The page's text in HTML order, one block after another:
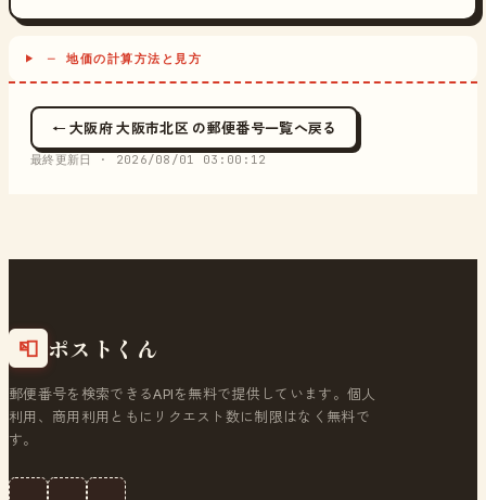
─ 地価の計算方法と見方
← 大阪府 大阪市北区 の郵便番号一覧へ戻る
最終更新日 · 2026/08/01 03:00:12
📮 ポストくん
郵便番号を検索できるAPIを無料で提供しています。個人
利用、商用利用ともにリクエスト数に制限はなく無料で
す。